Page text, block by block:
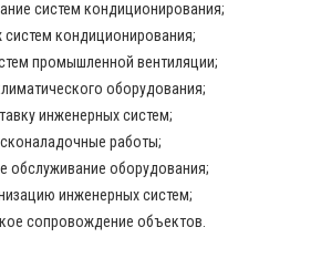
систем кондиционирования;
кондиционирования;
промышленной вентиляции;
оборудования;
инженерных систем;
работы;
обслуживание оборудования;
инженерных систем;
сопровождение объектов.